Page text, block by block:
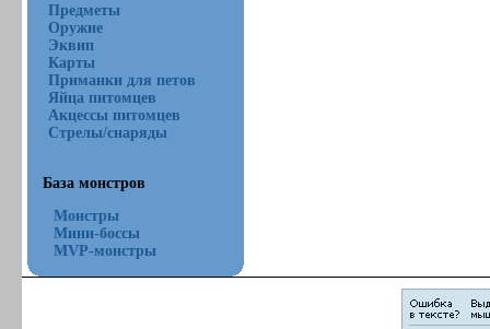
Предметы
Оружие
Эквип
Карты
Приманки для петов
Яйца питомцев
Акцессы питомцев
Стрелы/снаряды
База монстров
Монстры
Мини-боссы
MVP-монстры